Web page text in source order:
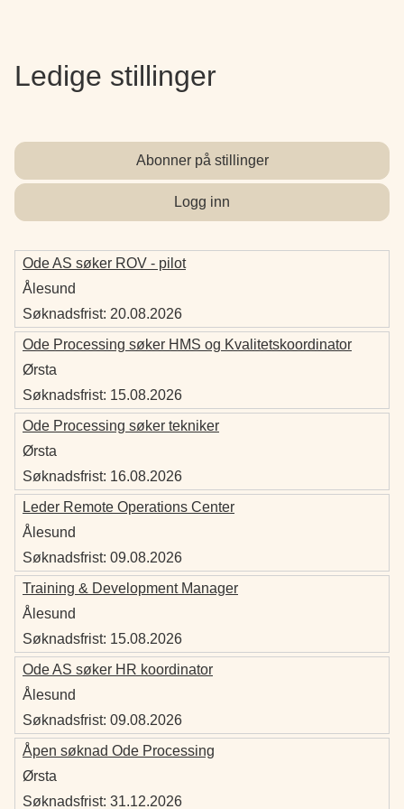
Ledige stillinger
Abonner på stillinger
Logg inn
Ode AS søker ROV - pilot
Ålesund
Søknadsfrist: 20.08.2026
Ode Processing søker HMS og Kvalitetskoordinator
Ørsta
Søknadsfrist: 15.08.2026
Ode Processing søker tekniker
Ørsta
Søknadsfrist: 16.08.2026
Leder Remote Operations Center
Ålesund
Søknadsfrist: 09.08.2026
Training & Development Manager
Ålesund
Søknadsfrist: 15.08.2026
Ode AS søker HR koordinator
Ålesund
Søknadsfrist: 09.08.2026
Åpen søknad Ode Processing
Ørsta
Søknadsfrist: 31.12.2026